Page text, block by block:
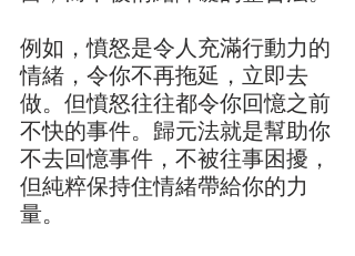
例如，憤怒是令人充滿行動力的
情緒，令你不再拖延，立即去
做。但憤怒往往都令你回憶之前
不快的事件。歸元法就是幫助你
不去回憶事件，不被往事困擾，
但純粹保持住情緒帶給你的力
量。